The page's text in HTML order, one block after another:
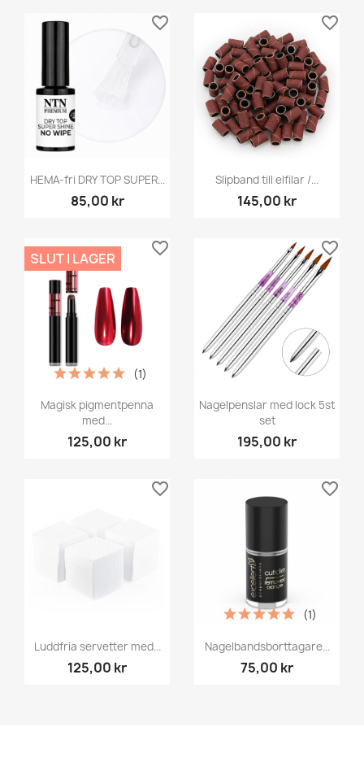
HEMA-fri DRY TOP SUPER...
85,00 kr
favorite_border
Slipband till elfilar /...
145,00 kr
favorite_border
Magisk pigmentpenna
med...
125,00 kr
(1)
SLUT I LAGER
favorite_border
Nagelpenslar med lock 5st
set
195,00 kr
favorite_border
Luddfria servetter med...
125,00 kr
favorite_border
Nagelbandsborttagare...
75,00 kr
(1)
favorite_border